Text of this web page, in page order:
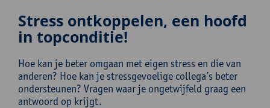
Stress ontkoppelen, een hoofd
in topconditie!
Hoe kan je beter omgaan met eigen stress en die van
anderen? Hoe kan je stressgevoelige collega’s beter
ondersteunen? Vragen waar je ongetwijfeld graag een
antwoord op krijgt.